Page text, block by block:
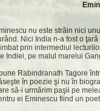
nu este străin nici
Nici India n-a fost o
prin intermediul
Indiei, pe malul marelui
Rabindranath Tagore
în poezie şi nu în
să-i urmărim paşii pe
ei Eminescu fiind un